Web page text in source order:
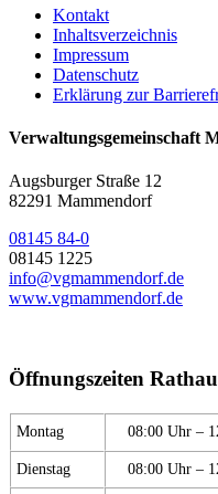
Kontakt
Inhaltsverzeichnis
Impressum
Datenschutz
Erklärung zur
Verwaltungsgemeinschaft
Augsburger Straße 12
82291 Mammendorf
08145 84-0
08145 1225
info@vgmammendorf.de
www.vgmammendorf.de
Öffnungszeiten
Montag 08:00 Uhr –
Dienstag 08:00 Uhr –